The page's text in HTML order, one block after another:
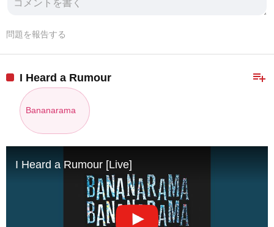
問題を報告する
playlist_add
I Heard a Rumour
Bananarama
I Heard a Rumour [Live]